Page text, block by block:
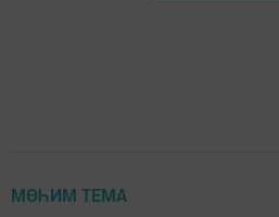
МӨҺИМ ТЕМА